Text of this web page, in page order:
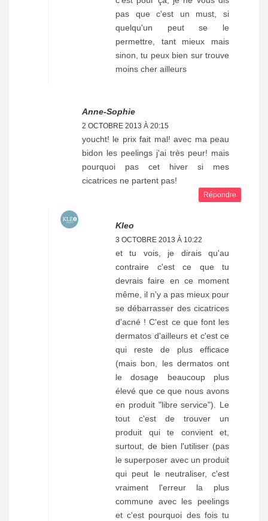
pas que c'est un must, si
quelqu'un peut se le
permettre, tant mieux mais
sinon, tu peux bien sur trouve
moins cher ailleurs
Anne-Sophie
2 OCTOBRE 2013 À 20:15
youcht! le prix fait mal! avec ma peau
bidon les peelings j'ai très peur! mais
pourquoi pas cet hiver si mes
cicatrices ne partent pas!
Répondre
Kleo
3 OCTOBRE 2013 À 10:22
et tu vois, je dirais qu'au
contraire c'est ce que tu
devrais faire en ce moment
même, il n'y a pas mieux pour
se débarrasser des cicatrices
d'acné ! C'est ce que font les
dermatos d'ailleurs et c'est ce
qui reste de plus efficace
(mais bon, les dermatos ont
le dosage beaucoup plus
élevé que ce que nous avons
en produit "libre service"). Le
tout c'est de trouver un
produit qui te convient et,
surtout, de bien l'utiliser (pas
le superposer avec un produit
qui peut le neutraliser, c'est
vraiment l'erreur la plus
commune avec les peelings
et c'est pourquoi des fois tu